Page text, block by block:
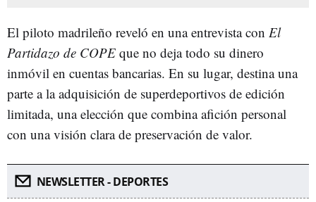
El piloto madrileño reveló en una entrevista con El
Partidazo de COPE que no deja todo su dinero
inmóvil en cuentas bancarias. En su lugar, destina una
parte a la adquisición de superdeportivos de edición
limitada, una elección que combina afición personal
con una visión clara de preservación de valor.
NEWSLETTER - DEPORTES